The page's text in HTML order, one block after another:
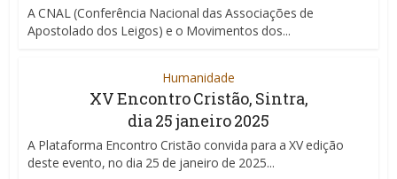
A CNAL (Conferência Nacional das Associações de
Apostolado dos Leigos) e o Movimentos dos...
Humanidade
XV Encontro Cristão, Sintra,
dia 25 janeiro 2025
A Plataforma Encontro Cristão convida para a XV edição
deste evento, no dia 25 de janeiro de 2025...